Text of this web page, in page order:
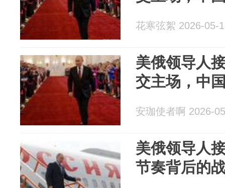
花寒弦絮 2026-05-
美俄领导人
交主场，中
安珈使者啊 2026-
美俄领导人
节奏背后的